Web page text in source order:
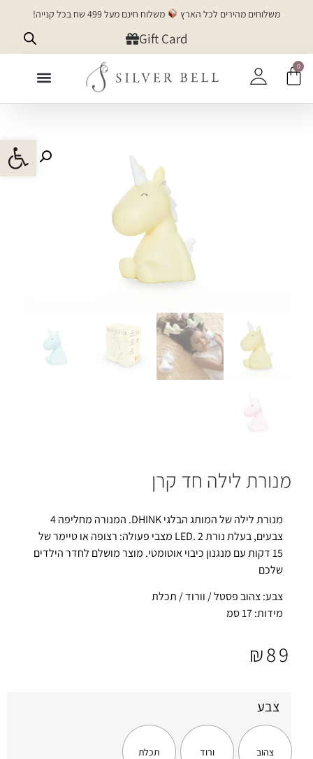
משלוחים מהירים לכל הארץ משלוח חינם מעל 499 שח בכל קנייה!
Gift Card
0
מנורת לילה חד קרן
מנורת לילה של המותג הבלגי DHINK. המנורה מחליפה 4
צבעים, בעלת נורת LED. 2 מצבי פעולה: רצופה או טיימר של
15 דקות עם מנגנון כיבוי אוטומטי. מוצר מושלם לחדר הילדים
שלכם
צבע: צהוב פסטל / וורוד / תכלת
מידות: 17 סמ
₪89
צבע
צהוב ורוד תכלת